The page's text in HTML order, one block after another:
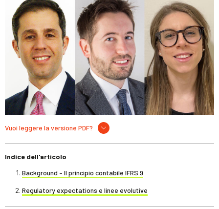
Vuoi leggere la versione PDF?
Indice dell'articolo
Background – Il principio contabile IFRS 9
Regulatory expectations e linee evolutive